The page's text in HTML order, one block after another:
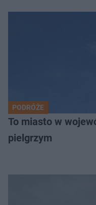
PODRÓŻE
To miasto w
pielgrzym